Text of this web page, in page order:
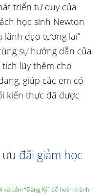
triển tư duy của
học sinh Newton
lãnh đạo tương lai”
sự hướng dẫn của
tích lũy thêm cho
giúp các em có
kiến thực đã được
đãi giảm học
bấm “Đăng Ký” để hoàn thành.